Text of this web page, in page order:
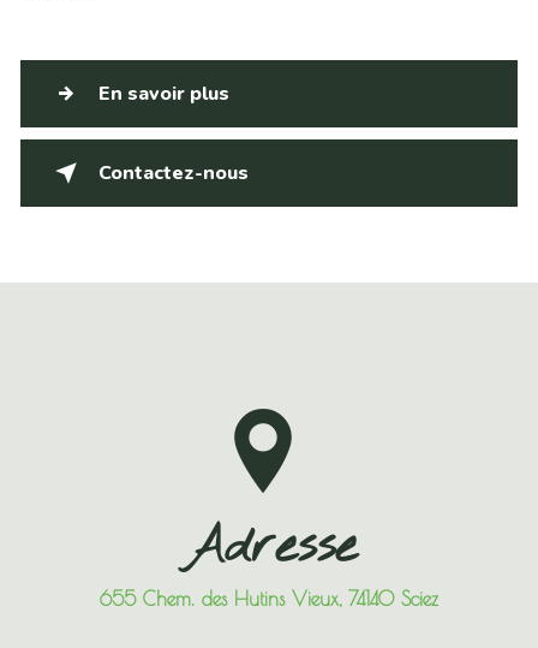
En savoir plus
Contactez-nous
Adresse
655 Chem. des Hutins Vieux, 74140 Sciez